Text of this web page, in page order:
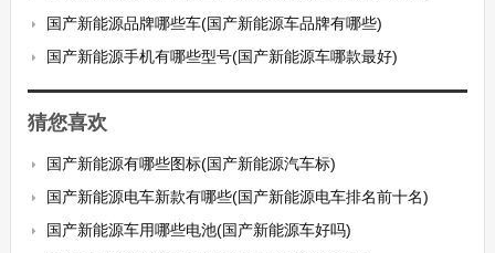
国产新能源品牌哪些车(国产新能源车品牌有哪些)
国产新能源手机有哪些型号(国产新能源车哪款最好)
猜您喜欢
国产新能源有哪些图标(国产新能源汽车标)
国产新能源电车新款有哪些(国产新能源电车排名前十名)
国产新能源车用哪些电池(国产新能源车好吗)